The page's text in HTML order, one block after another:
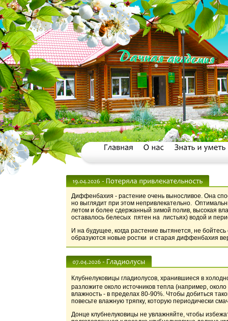
Диффенбахия - растение очень выносливое. Она
но выглядит при этом непривлекательно.
летом и более сдержанный зимой полив, высокая
оставалось белесых пятен на листьях) водой и
И на будущее, когда растение вытянется, не
образуются новые ростки и старая диффенбахия
Клубнелуковицы гладиолусов, хранившиеся в
разложите около источников тепла (например,
влажность - в пределах 80-90%. Чтобы добиться
повесьте влажную тряпку, которую периодически
Донце клубнелуковицы не увлажняйте, чтобы